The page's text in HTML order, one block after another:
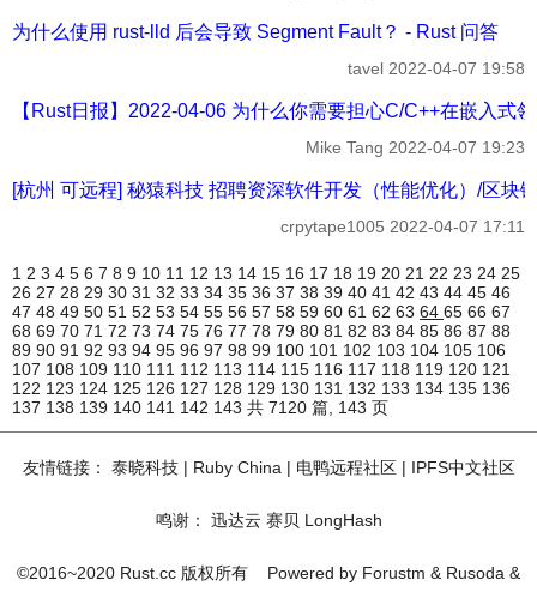
为什么使用 rust-lld 后会导致 Segment Fault？ - Rust 问答
tavel 2022-04-07 19:58
【Rust日报】2022-04-06 为什么你需要担心C/C++在嵌入式
Mike Tang 2022-04-07 19:23
[杭州 可远程] 秘猿科技 招聘资深软件开发（性能优化）/区块
crpytape1005 2022-04-07 17:11
1 2 3 4 5 6 7 8 9 10 11 12 13 14 15 16 17 18 19 20 21 22 23 24 25
26 27 28 29 30 31 32 33 34 35 36 37 38 39 40 41 42 43 44 45 46
47 48 49 50 51 52 53 54 55 56 57 58 59 60 61 62 63 64 65 66 67
68 69 70 71 72 73 74 75 76 77 78 79 80 81 82 83 84 85 86 87 88
89 90 91 92 93 94 95 96 97 98 99 100 101 102 103 104 105 106
107 108 109 110 111 112 113 114 115 116 117 118 119 120 121
122 123 124 125 126 127 128 129 130 131 132 133 134 135 136
137 138 139 140 141 142 143 共 7120 篇, 143 页
友情链接： 泰晓科技| Ruby China | 电鸭远程社区| IPFS中文社区
鸣谢： 迅达云 赛贝 LongHash
©2016~2020 Rust.cc 版权所有 Powered by Forustm & Rusoda &